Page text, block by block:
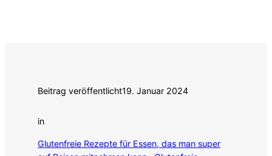
Beitrag veröffentlicht19. Januar 2024
in
Glutenfreie Rezepte für Essen, das man super